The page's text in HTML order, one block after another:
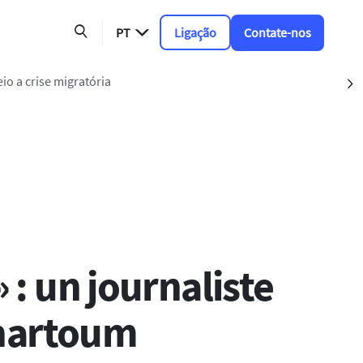
PT Ligação Contate-nos
a crise migratória
: un journaliste